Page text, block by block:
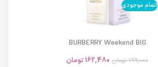
اتمام موجودی
BURBERRY Weekend BIG
199,000 تومان 162,480تومان